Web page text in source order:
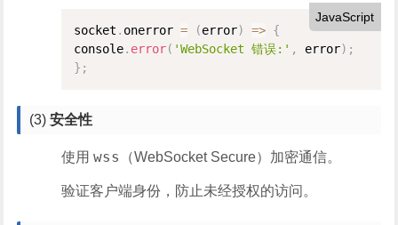
JavaScript
socket . onerror = (error) => {
console. error( 'WebSocket 错误:' , error) ;
} ;
(3)安全性
使用wss （WebSocket Secure）加密通信。
验证客户端身份，防止未经授权的访问。